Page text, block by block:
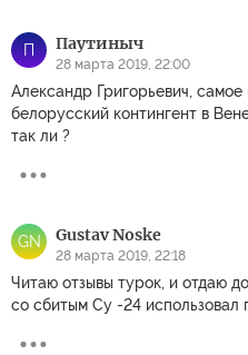
П Паутиныч
28 марта 2019, 22:00
Александр Григорьевич,
белорусский контингент в
так ли ?
GN Gustav Noske
28 марта 2019, 22:18
Читаю отзывы турок, и отдаю
со сбитым Су -24 использовал